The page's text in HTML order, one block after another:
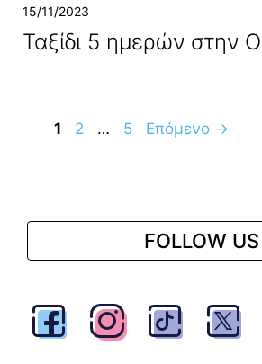
15/11/2023
Ταξίδι 5 ημερών στην
Σελίδα
1 Σελίδα
2 … Σελίδα
5 Επόμενο →
FOLLOW US